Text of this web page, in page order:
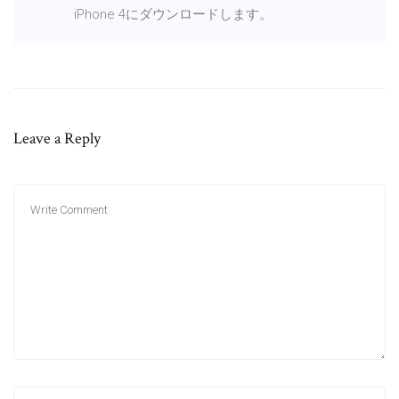
iPhone 4にダウンロードします。
Leave a Reply